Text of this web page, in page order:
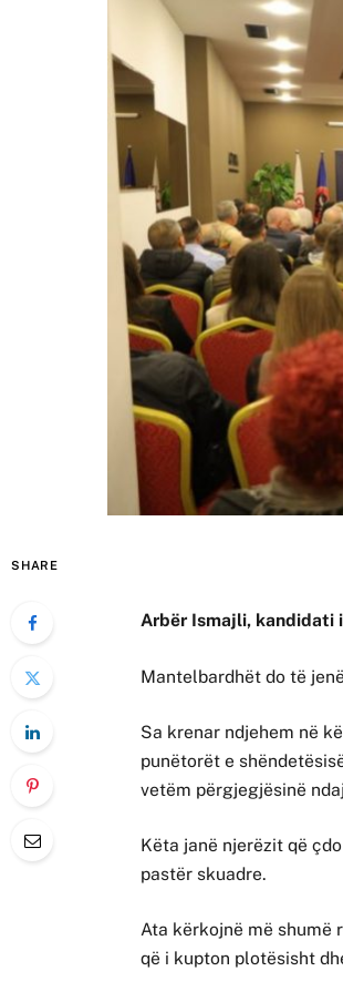
SHARE
Arbër Ismajli, kandidati
Mantelbardhët do të
Sa krenar ndjehem në
punëtorët e
vetëm përgjegjësinë
Këta janë njerëzit që
pastër skuadre.
Ata kërkojnë më shumë
që i kupton plotësisht